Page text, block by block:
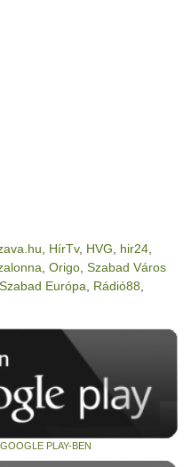
HírTv, HVG hir24
Origo Szabad Város
Szabad Európa Rádió88
PLAY-BEN